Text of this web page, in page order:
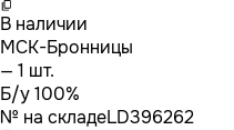
В наличии
МСК-Бронницы
— 1 шт.
Б/у 100%
№ на складеLD396262